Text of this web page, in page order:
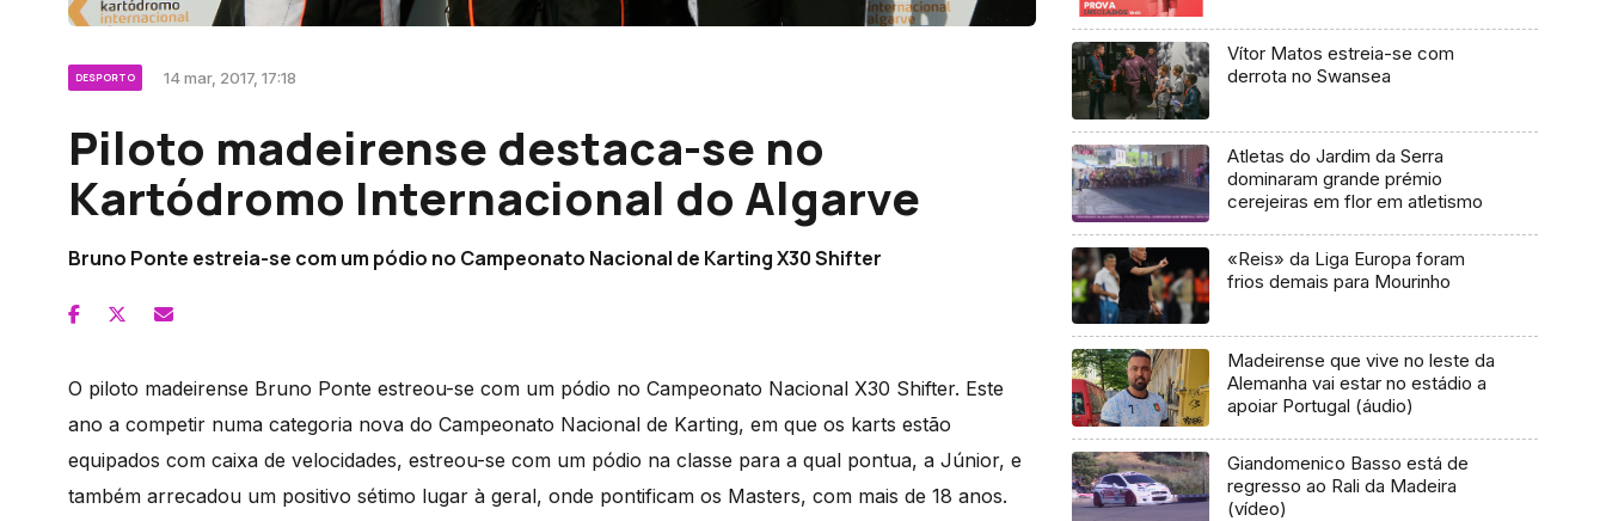
DESPORTO 14 mar, 2017, 17:18
Piloto madeirense destaca-se no
Kartódromo Internacional do Algarve
Bruno Ponte estreia-se com um pódio no Campeonato Nacional de Karting X30 Shifter
O piloto madeirense Bruno Ponte estreou-se com um pódio no Campeonato Nacional X30 Shifter. Este
ano a competir numa categoria nova do Campeonato Nacional de Karting, em que os karts estão
equipados com caixa de velocidades, estreou-se com um pódio na classe para a qual pontua, a Júnior, e
também arrecadou um positivo sétimo lugar à geral, onde pontificam os Masters, com mais de 18 anos.
Vítor Matos estreia-se com
derrota no Swansea
Atletas do Jardim da Serra
dominaram grande prémio
cerejeiras em flor em atletismo
«Reis» da Liga Europa foram
frios demais para Mourinho
Madeirense que vive no leste da
Alemanha vai estar no estádio a
apoiar Portugal (áudio)
Giandomenico Basso está de
regresso ao Rali da Madeira
(vídeo)